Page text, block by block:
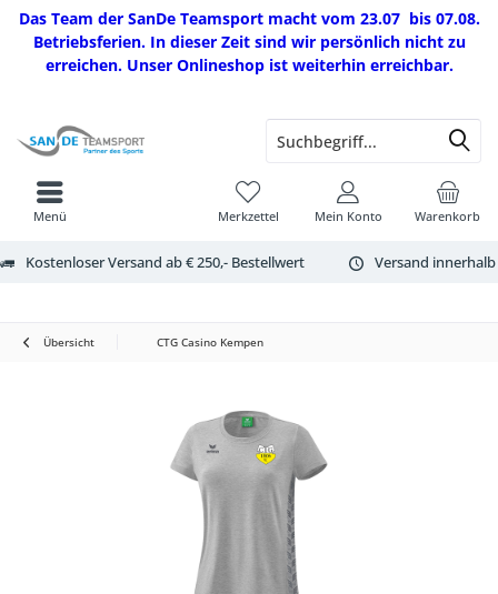
Das Team der SanDe Teamsport macht vom 23.07 bis 07.08.
Betriebsferien. In dieser Zeit sind wir persönlich nicht zu
erreichen. Unser Onlineshop ist weiterhin erreichbar.
Kostenloser Versand ab € 250,- Bestellwert Versand
Warenkorb
Merkzettel Mein Konto
Menü
Übersicht CTG Casino Kempen